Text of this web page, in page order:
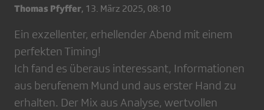
Thomas Pfyffer, 13. März 2025, 08:10
Ein exzellenter, erhellender Abend mit einem
perfekten Timing!
Ich fand es überaus interessant, Informationen
aus berufenem Mund und aus erster Hand zu
erhalten. Der Mix aus Analyse, wertvollen